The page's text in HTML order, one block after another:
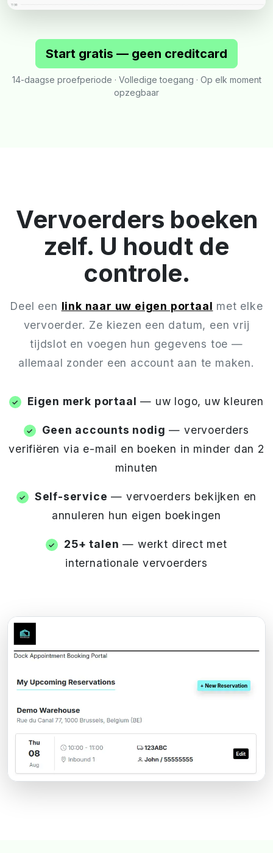
Start gratis — geen creditcard
14-daagse proefperiode · Volledige toegang · Op elk moment
opzegbaar
Vervoerders boeken
zelf. U houdt de
controle.
Deel een link naar uw eigen portaal met elke
vervoerder. Ze kiezen een datum, een vrij
tijdslot en voegen hun gegevens toe —
allemaal zonder een account aan te maken.
Eigen merk portaal — uw logo, uw kleuren
Geen accounts nodig — vervoerders
verifiëren via e-mail en boeken in minder dan 2
minuten
Self-service — vervoerders bekijken en
annuleren hun eigen boekingen
25+ talen — werkt direct met
internationale vervoerders